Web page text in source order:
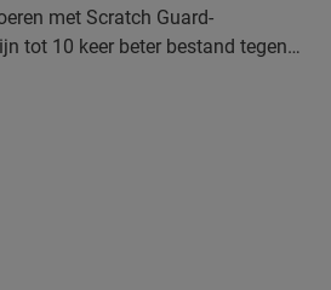
met Scratch Guard-
tot 10 keer beter bestand tegen
zonder Scratch Guard.